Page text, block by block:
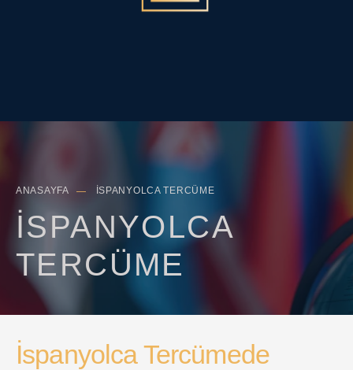
ANASAYFA İSPANYOLCA TERCÜME
İSPANYOLCA
TERCÜME
İspanyolca Tercümede